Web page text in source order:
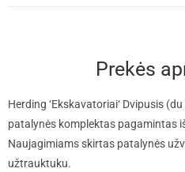
Prekės
Herding ‘Ekskavatoriai‘ Dvipusis
patalynės komplektas pagamintas
Naujagimiams skirtas patalynės
užtrauktuku.